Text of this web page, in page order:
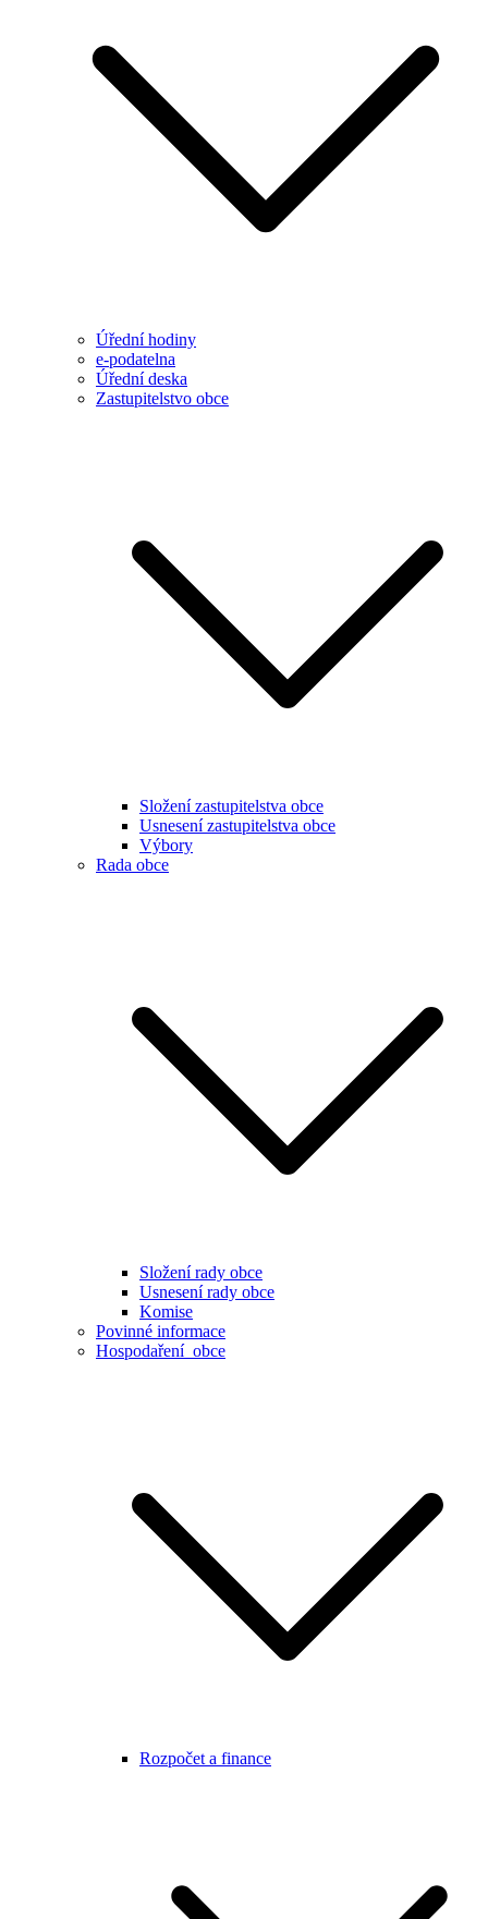
Úřední hodiny
e-podatelna
Úřední deska
Zastupitelstvo obce
Složení zastupitelstva obce
Usnesení zastupitelstva obce
Výbory
Rada obce
Složení rady obce
Usnesení rady obce
Komise
Povinné informace
Hospodaření obce
Rozpočet a finance